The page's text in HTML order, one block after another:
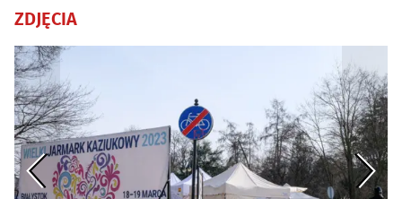
ZDJĘCIA